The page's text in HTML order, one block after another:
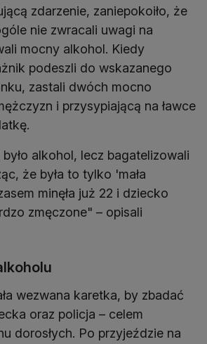
zdarzenie, zaniepokoiło, że
nie zwracali uwagi na
mocny alkohol. Kiedy
podeszli do wskazanego
zastali dwóch mocno
i przysypiającą na ławce
alkohol, lecz bagatelizowali
że była to tylko 'mała
minęła już 22 i dziecko
zmęczone" – opisali
wezwana karetka, by zbadać
oraz policja – celem
dorosłych. Po przyjeździe na